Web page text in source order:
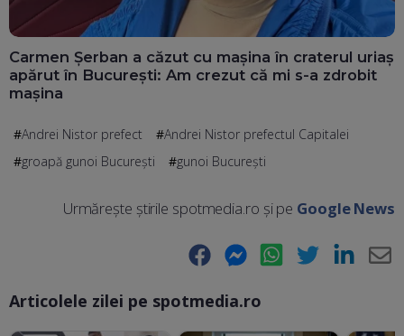
Carmen Șerban a căzut cu mașina în craterul uriaș
apărut în București: Am crezut că mi s-a zdrobit
mașina
Andrei Nistor prefect
Andrei Nistor prefectul Capitalei
groapă gunoi București
gunoi București
Urmărește știrile spotmedia.ro și pe Google News
Facebook Messenger WhatsApp Twitter LinkedIn
Articolele zilei pe spotmedia.ro